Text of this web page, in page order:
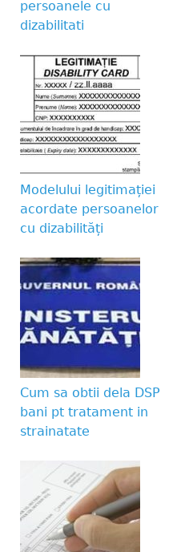
persoanele cu
dizabilitati
Modelului legitimației
acordate persoanelor
cu dizabilități
Cum sa obtii dela DSP
bani pt tratament in
strainatate